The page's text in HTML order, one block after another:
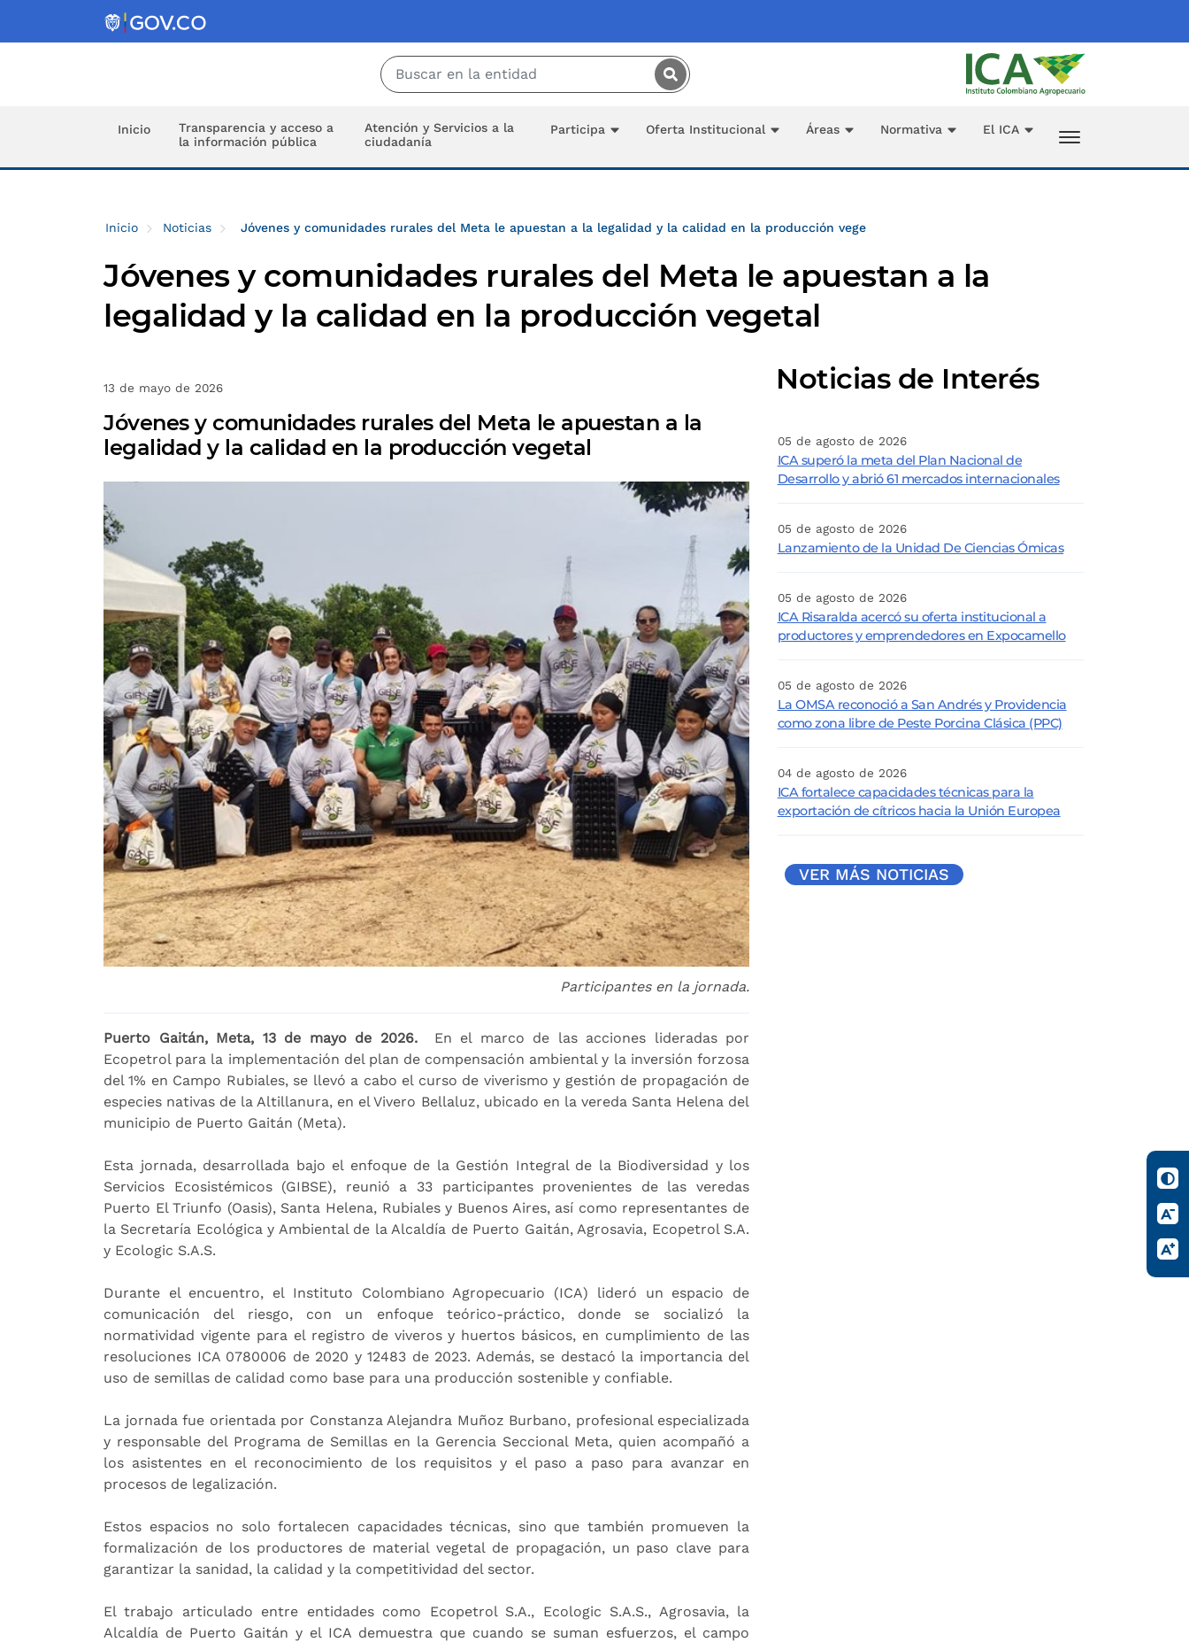
Inicio
Transparencia y acceso a
la información pública
Atención y Servicios a la
ciudadanía
Participa Oferta Institucional Áreas Normativa El ICA
Inicio Noticias Jóvenes y comunidades rurales del Meta le apuestan a la legalidad y la calidad en la producción vege
Jóvenes y comunidades rurales del Meta le apuestan a la
legalidad y la calidad en la producción vegetal
13 de mayo de 2026
Jóvenes y comunidades rurales del Meta le apuestan a la
legalidad y la calidad en la producción vegetal
Participantes en la jornada.
Puerto Gaitán, Meta, 13 de mayo de 2026.En el marco de las acciones lideradas por
Ecopetrol para la implementación del plan de compensación ambiental y la inversión forzosa
del 1% en Campo Rubiales, se llevó a cabo el curso de viverismo y gestión de propagación de
especies nativas de la Altillanura, en el Vivero Bellaluz, ubicado en la vereda Santa Helena del
municipio de Puerto Gaitán (Meta).
Esta jornada, desarrollada bajo el enfoque de la Gestión Integral de la Biodiversidad y los
Servicios Ecosistémicos (GIBSE), reunió a 33 participantes provenientes de las veredas
Puerto El Triunfo (Oasis), Santa Helena, Rubiales y Buenos Aires, así como representantes de
la Secretaría Ecológica y Ambiental de la Alcaldía de Puerto Gaitán, Agrosavia, Ecopetrol S.A.
y Ecologic S.A.S.
Durante el encuentro, el Instituto Colombiano Agropecuario (ICA) lideró un espacio de
comunicación del riesgo, con un enfoque teórico-práctico, donde se socializó la
normatividad vigente para el registro de viveros y huertos básicos, en cumplimiento de las
resoluciones ICA 0780006 de 2020 y 12483 de 2023. Además, se destacó la importancia del
uso de semillas de calidad como base para una producción sostenible y confiable.
La jornada fue orientada por Constanza Alejandra Muñoz Burbano, profesional especializada
y responsable del Programa de Semillas en la Gerencia Seccional Meta, quien acompañó a
los asistentes en el reconocimiento de los requisitos y el paso a paso para avanzar en
procesos de legalización.
Estos espacios no solo fortalecen capacidades técnicas, sino que también promueven la
formalización de los productores de material vegetal de propagación, un paso clave para
garantizar la sanidad, la calidad y la competitividad del sector.
El trabajo articulado entre entidades como Ecopetrol S.A., Ecologic S.A.S., Agrosavia, la
Alcaldía de Puerto Gaitán y el ICA demuestra que cuando se suman esfuerzos, el campo
Noticias de Interés
05 de agosto de 2026
ICA superó la meta del Plan Nacional de
Desarrollo y abrió 61 mercados internacionales
05 de agosto de 2026
Lanzamiento de la Unidad De Ciencias Ómicas
05 de agosto de 2026
ICA Risaralda acercó su oferta institucional a
productores y emprendedores en Expocamello
05 de agosto de 2026
La OMSA reconoció a San Andrés y Providencia
como zona libre de Peste Porcina Clásica (PPC)
04 de agosto de 2026
ICA fortalece capacidades técnicas para la
exportación de cítricos hacia la Unión Europea
VER MÁS NOTICIAS